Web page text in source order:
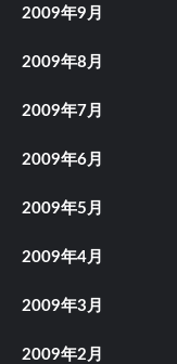
2009年9月
2009年8月
2009年7月
2009年6月
2009年5月
2009年4月
2009年3月
2009年2月